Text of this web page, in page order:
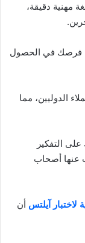
مهنية دقيقة،
فرصك في الحصول
الدوليين، مما
التفكير
عنها أصحاب
آيلتس أن